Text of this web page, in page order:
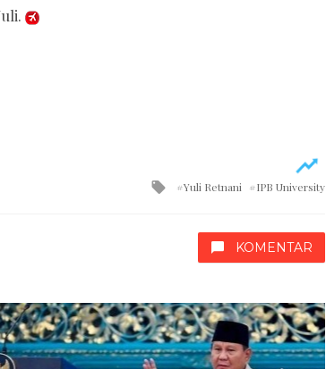
Tagged
Yuli Retnani IPB University
KOMENTAR